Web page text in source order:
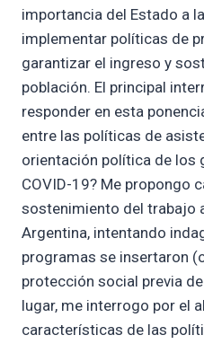
importancia del Estado a
implementar políticas de
garantizar el ingreso y
población. El principal
responder en esta
entre las políticas de
orientación política de los
COVID-19? Me propongo
sostenimiento del trabajo
Argentina, intentando
programas se insertaron
protección social previa
lugar, me interrogo por el
características de las